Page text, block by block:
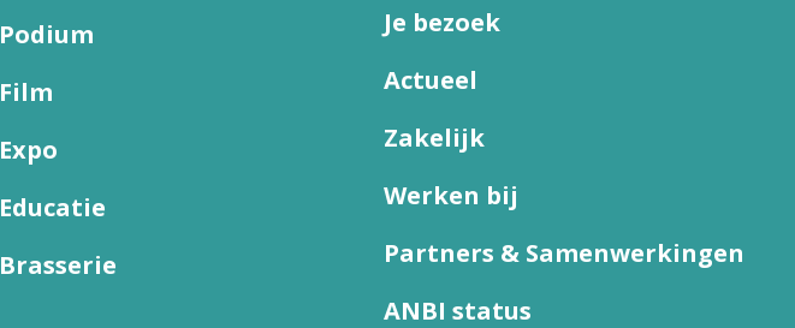
Podium
Film
Expo
Educatie
Brasserie
Je bezoek
Actueel
Zakelijk
Werken bij
Partners & Samenwerkingen
ANBI status